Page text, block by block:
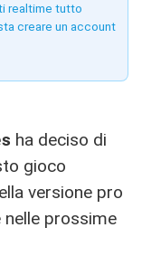
realtime tutto
creare un account
ha deciso di
gioco
versione pro
nelle prossime